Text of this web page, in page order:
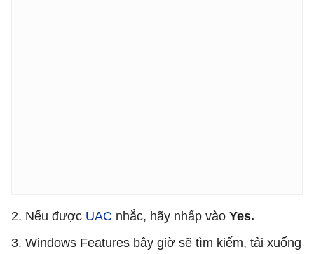
2. Nếu được UAC nhắc, hãy nhấp vào Yes.
3. Windows Features bây giờ sẽ tìm kiếm, tải xuống